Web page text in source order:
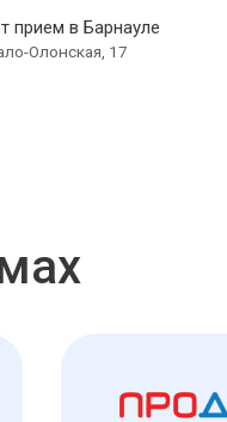
прием в Барнауле
Олонская, 17